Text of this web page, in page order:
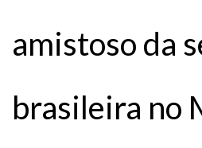
amistoso da
brasileira no